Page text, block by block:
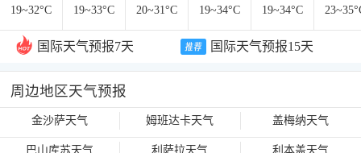
19~32°C 19~33°C 20~31°C 19~34°C 19~34°C 23~35
国际天气预报7天 国际天气预报15天
周边地区天气预报
金沙萨天气 姆班达卡天气 盖梅纳天气
巴山库苏天气 利萨拉天气 利本盖天气